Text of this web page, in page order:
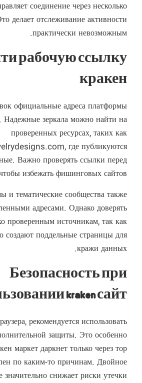
соединение через несколько
делает отслеживание активности
практически невозможным.
рабочую ссылку
кракен
официальные адреса платформы
Надежные зеркала можно найти на
проверенных ресурсах, таких как
, где публикуются
Важно проверять ссылки перед
избежать фишинговых сайтов.
и тематические сообщества также
адресами. Однако доверять
проверенным источникам, так как
создают поддельные страницы для
кражи данных.
Безопасность при
kraken сайт
рекомендуется использовать
защиты. Это особенно
маркет даркнет только через тор
по каким-то причинам. Двойное
снижает риски утечки